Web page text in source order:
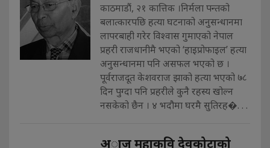
काठमाडाैं, २१ कात्तिक ।निर्मला पन्तको
बलात्कारपछि हत्या घटनाको अनुसन्धानमा
लापरबाही गरेर विश्वास गुमाएको नेपाल
प्रहरी राजधानीमै भएको ‘हाइप्रोफाइल’ हत्या
अनुसन्धानमा पनि असफल भएको छ ।
पूर्वराजदूत केशवराज झाको हत्या भएको ७८
दिन पुग्दा पनि प्रहरीले कुनै रहस्य खोल्न
नसकेको छैन । ४ भदौमा घरमै सुतिरह�. . .
अाज महाकवि देवकोटाको